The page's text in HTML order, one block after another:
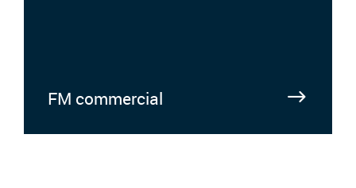
FM commercial